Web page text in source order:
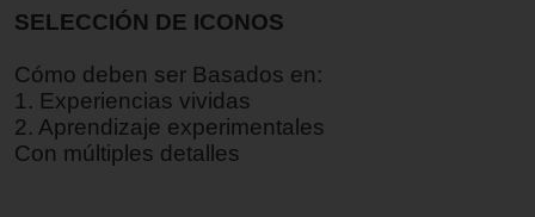
SELECCIÓN DE ICONOS
Cómo deben ser Basados en:
1. Experiencias vividas
2. Aprendizaje experimentales
Con múltiples detalles